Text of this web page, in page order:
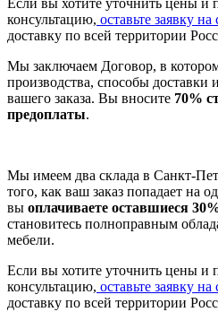
Если вы хотите уточнить цены и
консультацию, оставьте заявку на
доставку по всей территории
Мы заключаем Договор, в
производства, способы
вашего заказа. Вы вносите 70%
предоплаты.
Мы имеем два склада в Санкт-
того, как ваш заказ попадает на
вы оплачиваете оставшиеся
становитесь полноправным
мебели.
Если вы хотите уточнить цены и
консультацию, оставьте заявку на
доставку по всей территории